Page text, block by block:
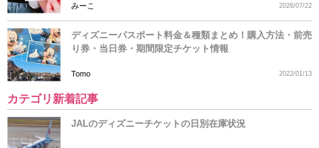
みーこ 2026/07/22
ディズニーパスポート料金＆種類まとめ！購入方法・前売
り券・当日券・期間限定チケット情報
Tomo 2022/01/13
カテゴリ新着記事
JALのディズニーチケットの日別在庫状況